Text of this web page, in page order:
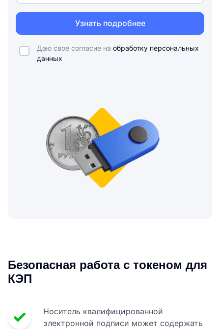
Узнать подробнее
Даю свое согласие на обработку персональных
данных
Безопасная работа с токеном для
КЭП
Носитель квалифицированной
электронной подписи может содержать